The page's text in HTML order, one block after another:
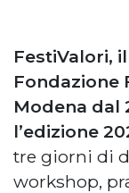
FestiValori,
Fondazione
Modena dal
l’edizione
tre giorni di
workshop,